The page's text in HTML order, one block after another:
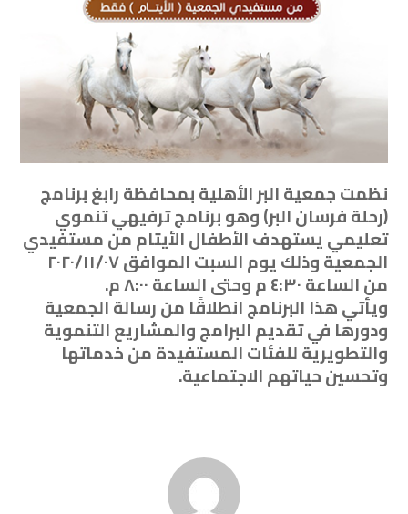
نظمت جمعية البر الأهلية بمحافظة رابغ برنامج
(رحلة فرسان البر) وهو برنامج ترفيهي تنموي
تعليمي يستهدف الأطفال الأيتام من مستفيدي
الجمعية وذلك يوم السبت الموافق ٢٠٢٠/١١/٠٧
من الساعة ٤:٣٠ م وحتى الساعة ٨:٠٠ م.
ويأتي هذا البرنامج انطلاقًا من رسالة الجمعية
ودورها في تقديم البرامج والمشاريع التنموية
والتطويرية للفئات المستفيدة من خدماتها
وتحسين حياتهم الاجتماعية.